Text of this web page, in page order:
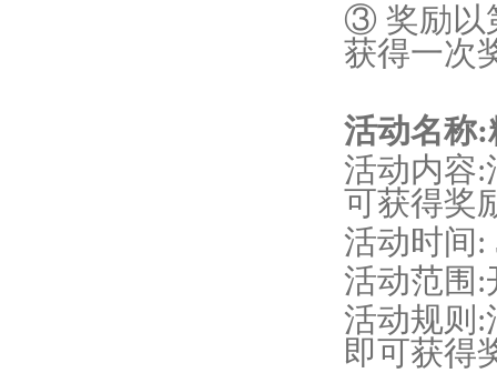
③ 奖励以
获得一次
活动名称:
活动内容:
可获得奖
活动时间 :
活动范围 :
活动规则 :
即可获得